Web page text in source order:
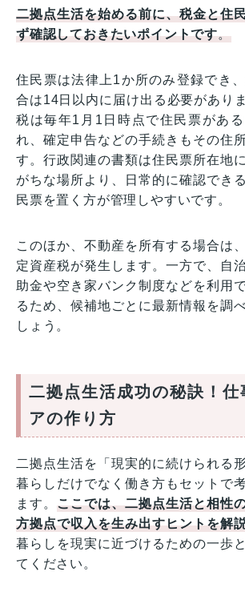
二拠点生活を始める前に、税金と住
ず確認しておきたいポイントです。
住民票は法律上1か所のみ登録でき
合は14日以内に届け出る必要があり
税は毎年1月1日時点で住民票があ
れ、確定申告などの手続きもその住
す。行政関連の書類は住民票所在地
がちな場所より、日常的に確認でき
民票を置く方が管理しやすいです。
このほか、不動産を所有する場合は
定資産税が発生します。一方で、自
助金や空き家バンク制度などを利用
るため、候補地ごとに最新情報を調
しょう。
二拠点生活成功の秘訣！仕
アの作り方
二拠点生活を「現実的に続けられる
暮らしだけでなく働き方もセットで
ます。ここでは、二拠点生活と相性
方拠点で収入を生み出すヒントを解
暮らしを現実に近づけるための一歩
てください。